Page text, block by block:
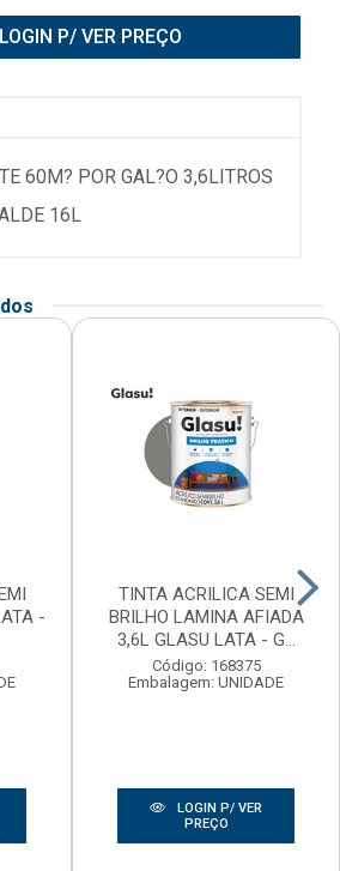
LOGIN P/ VER PREÇO
60M? POR GAL?O 3,6LITROS
16L
-
TINTA ACRILICA SEMI
BRILHO LAMINA AFIADA
3,6L GLASU LATA - G...
Código: 168375
Embalagem: UNIDADE
LOGIN P/ VER
PREÇO